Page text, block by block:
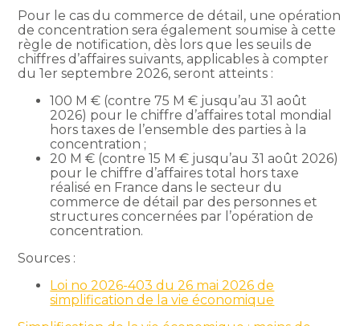
Pour le cas du commerce de détail, une opération
de concentration sera également soumise à cette
règle de notification, dès lors que les seuils de
chiffres d’affaires suivants, applicables à compter
du 1er septembre 2026, seront atteints :
100 M € (contre 75 M € jusqu’au 31 août
2026) pour le chiffre d’affaires total mondial
hors taxes de l’ensemble des parties à la
concentration ;
20 M € (contre 15 M € jusqu’au 31 août 2026)
pour le chiffre d’affaires total hors taxe
réalisé en France dans le secteur du
commerce de détail par des personnes et
structures concernées par l’opération de
concentration.
Sources :
Loi no 2026-403 du 26 mai 2026 de
simplification de la vie économique